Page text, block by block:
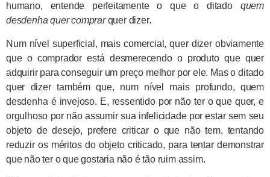
humano, entende perfeitamente o que o ditado quem
desdenha quer comprarquer dizer.
Num nível superficial, mais comercial, quer dizer obviamente
que o comprador está desmerecendo o produto que quer
adquirir para conseguir um preço melhor por ele. Mas o ditado
quer dizer também que, num nível mais profundo, quem
desdenha é invejoso. E, ressentido por não ter o que quer, e
orgulhoso por não assumir sua infelicidade por estar sem seu
objeto de desejo, prefere criticar o que não tem, tentando
reduzir os méritos do objeto criticado, para tentar demonstrar
que não ter o que gostaria não é tão ruim assim.